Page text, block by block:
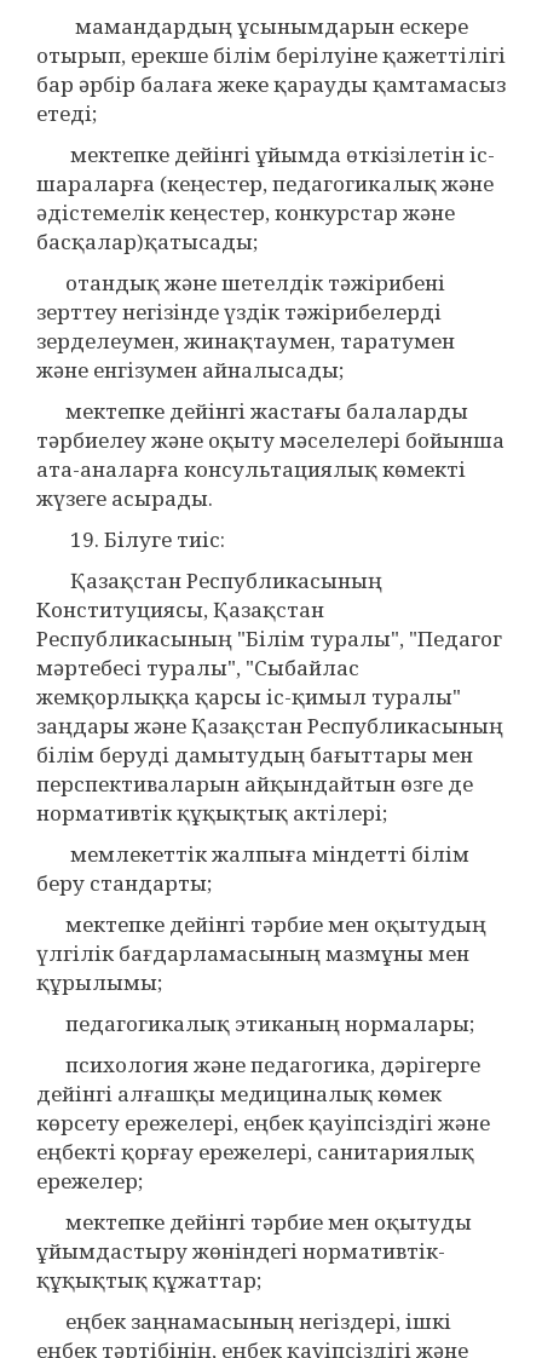
мамандардың ұсынымдарын ескере
отырып, ерекше білім берілуіне қажеттілігі
бар әрбір балаға жеке қарауды қамтамасыз
етеді;
мектепке дейінгі ұйымда өткізілетін іс-
шараларға (кеңестер, педагогикалық және
әдістемелік кеңестер, конкурстар және
басқалар)қатысады;
отандық және шетелдік тәжірибені
зерттеу негізінде үздік тәжірибелерді
зерделеумен, жинақтаумен, таратумен
және енгізумен айналысады;
мектепке дейінгі жастағы балаларды
тәрбиелеу және оқыту мәселелері бойынша
ата-аналарға консультациялық көмекті
жүзеге асырады.
19. Білуге тиіс:
Қазақстан Республикасының
Конституциясы, Қазақстан
Республикасының "Білім туралы", "Педагог
мәртебесі туралы", "Сыбайлас
жемқорлыққа қарсы іс-қимыл туралы"
заңдары және Қазақстан Республикасының
білім беруді дамытудың бағыттары мен
перспективаларын айқындайтын өзге де
нормативтік құқықтық актілері;
мемлекеттік жалпыға міндетті білім
беру стандарты;
мектепке дейінгі тәрбие мен оқытудың
үлгілік бағдарламасының мазмұны мен
құрылымы;
педагогикалық этиканың нормалары;
психология және педагогика, дәрігерге
дейінгі алғашқы медициналық көмек
көрсету ережелері, еңбек қауіпсіздігі және
еңбекті қорғау ережелері, санитариялық
ережелер;
мектепке дейінгі тәрбие мен оқытуды
ұйымдастыру жөніндегі нормативтік-
құқықтық құжаттар;
еңбек заңнамасының негіздері, ішкі
еңбек тәртібінің, еңбек қауіпсіздігі және